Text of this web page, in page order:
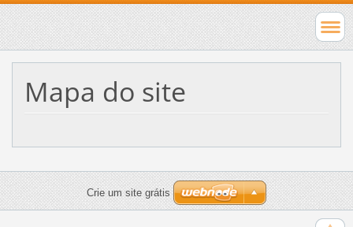
Mapa do site
Crie um site grátis